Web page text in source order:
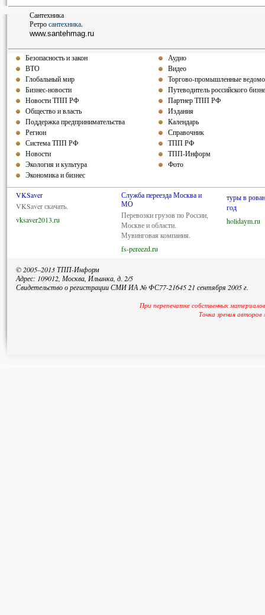
Сантехника
Ретросантехника.
www.santehmag.ru
Безопасность и закон
ВТО
Глобальный мир
Бизнес-новости
Новости ТПП РФ
Общество и власть
Поддержка предпринимательства
Регион
Система ТПП РФ
Новости
Экология и культура
Экономика и бизнес
Аудио
Видео
Торгово-промышленные
Путеводитель российского
Партнер ТПП РФ
Издания
Календарь
Справочник
ТПП РФ
ТПП-Информ
Фото
VKSaver
VKSaver скачать.
vksaver2013.ru
Служба переезда Москва и
МО
Перевозки грузов по России,
Москве и области.
Мувинговая компания.
fs-pereezd.ru
туры в
год
holidaym.ru
© 2005–2013 ТПП-Информ
Адрес: 109012, Москва, Ильинка, д. 2/5
Свидетельство о регистрации СМИ ИА № ФС77-21645 21 сентября 2005 г.
При перепечатке собственных
Точка зрения